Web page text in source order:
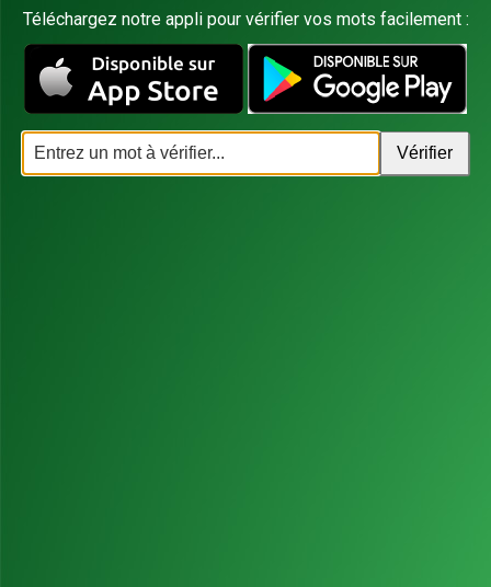
Téléchargez notre appli pour vérifier vos mots facilement :